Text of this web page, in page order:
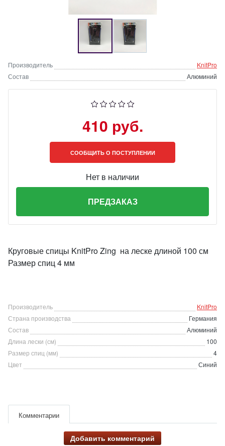
Производитель
KnitPro
Состав
Алюминий
410 руб.
СООБЩИТЬ О ПОСТУПЛЕНИИ
Нет в наличии
ПРЕДЗАКАЗ
Круговые спицы KnitPro Zing на леске длиной 100 см
Размер спиц 4 мм
Производитель
KnitPro
Страна производства
Германия
Состав
Алюминий
Длина лески (см)
100
Размер спиц (мм)
4
Цвет
Синий
Комментарии
Добавить комментарий